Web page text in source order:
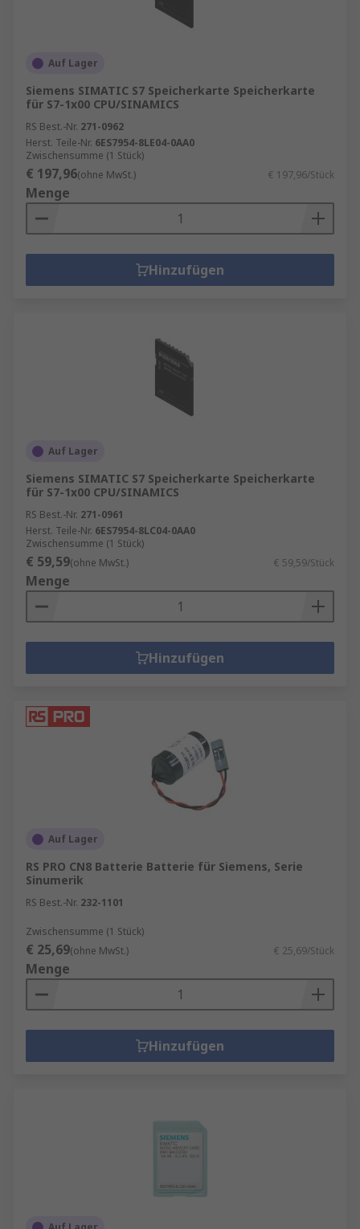
Auf Lager
Siemens SIMATIC S7 Speicherkarte Speicherkarte
für S7-1x00 CPU/SINAMICS
RS Best.-Nr. 271-0962
Herst. Teile-Nr. 6ES7954-8LE04-0AA0
Zwischensumme (1 Stück)
€ 197,96(ohne MwSt.) € 197,96/Stück
Menge
Hinzufügen
Auf Lager
Siemens SIMATIC S7 Speicherkarte Speicherkarte
für S7-1x00 CPU/SINAMICS
RS Best.-Nr. 271-0961
Herst. Teile-Nr. 6ES7954-8LC04-0AA0
Zwischensumme (1 Stück)
€ 59,59(ohne MwSt.) € 59,59/Stück
Menge
Hinzufügen
Auf Lager
RS PRO CN8 Batterie Batterie für Siemens, Serie
Sinumerik
RS Best.-Nr. 232-1101
Zwischensumme (1 Stück)
€ 25,69(ohne MwSt.) € 25,69/Stück
Menge
Hinzufügen